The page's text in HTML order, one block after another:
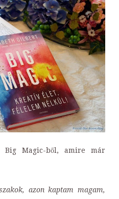
Magic-ből, amire már
azon kaptam magam,